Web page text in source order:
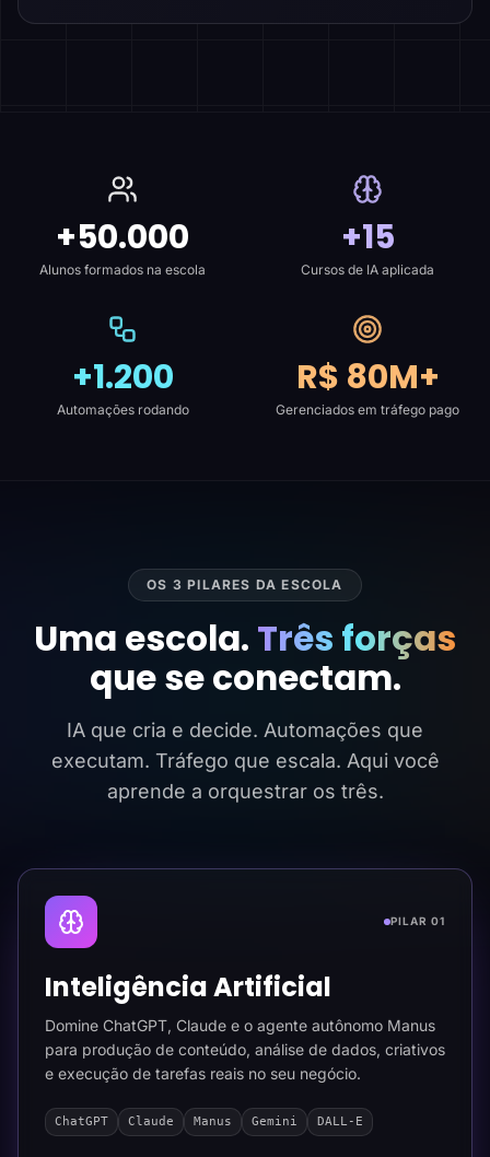
+50.000
Alunos formados na escola
+15
Cursos de IA aplicada
+1.200
Automações rodando
R$ 80M+
Gerenciados em tráfego pago
OS 3 PILARES DA ESCOLA
Uma escola. Três forças
que se conectam.
IA que cria e decide. Automações que
executam. Tráfego que escala. Aqui você
aprende a orquestrar os três.
PILAR 01
Inteligência Artificial
Domine ChatGPT, Claude e o agente autônomo Manus
para produção de conteúdo, análise de dados, criativos
e execução de tarefas reais no seu negócio.
ChatGPT Claude Manus Gemini DALL-E